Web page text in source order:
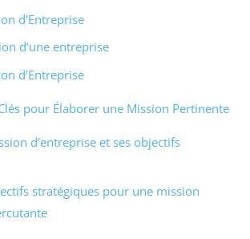
d’Entreprise
d’une entreprise
d’Entreprise
pour Élaborer une Mission Pertinente
d’entreprise et ses objectifs
stratégiques pour une mission